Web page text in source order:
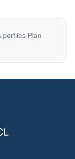
perfiles Plan